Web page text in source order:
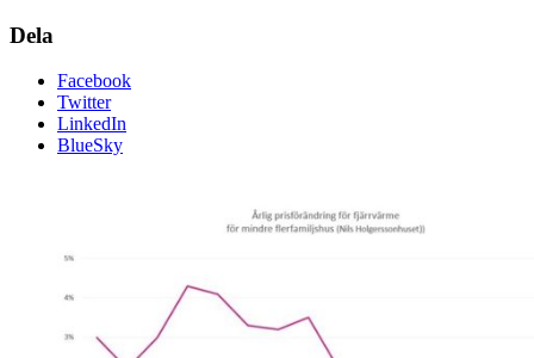
Dela
Facebook
Twitter
LinkedIn
BlueSky